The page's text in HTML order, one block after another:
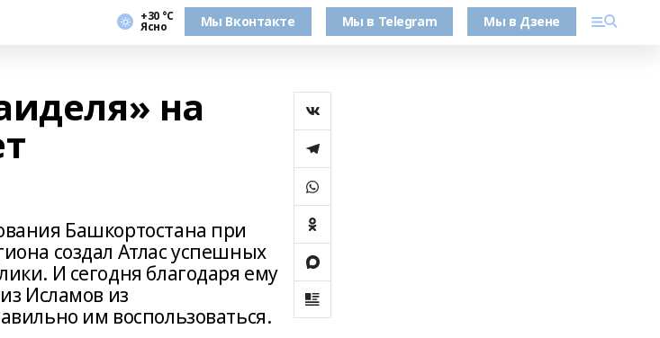
+30 °С
Ясно Мы Вконтакте Мы в Telegram Мы в Дзене
на
Башкортостана при
создал Атлас успешных
И сегодня благодаря ему
Исламов из
им воспользоваться.